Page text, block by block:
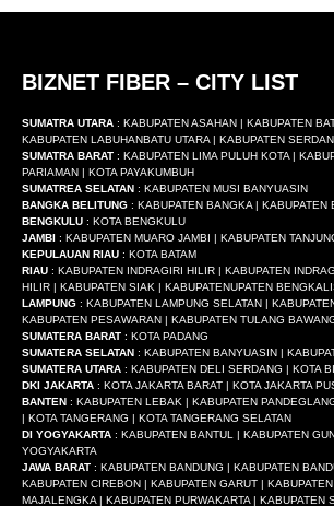
BIZNET FIBER – CITY LIST
SUMATRA UTARA : KABUPATEN ASAHAN | KABUPATEN
KABUPATEN LABUHANBATU UTARA | KABUPATEN
SUMATRA BARAT : KABUPATEN LIMA PULUH KOTA |
PARIAMAN | KOTA PAYAKUMBUH
SUMATREA SELATAN : KABUPATEN MUSI BANYUASIN
BANGKA BELITUNG : KABUPATEN BANGKA | KABUPATEN
BENGKULU : KOTA BENGKULU
JAMBI : KABUPATEN MUARO JAMBI | KABUPATEN
KEPULAUAN RIAU : KOTA BATAM
RIAU : KABUPATEN INDRAGIRI HILIR | KABUPATEN
HILIR | KABUPATEN SIAK | KABUPATENUPATEN
LAMPUNG : KABUPATEN LAMPUNG SELATAN |
KABUPATEN PESAWARAN | KABUPATEN TULANG
SUMATERA BARAT : KOTA PADANG
SUMATERA SELATAN : KABUPATEN BANYUASIN |
SUMATERA UTARA : KABUPATEN DELI SERDANG | KOTA
DKI JAKARTA : KOTA JAKARTA BARAT | KOTA JAKARTA
BANTEN : KABUPATEN LEBAK | KABUPATEN
| KOTA TANGERANG | KOTA TANGERANG SELATAN
DI YOGYAKARTA : KABUPATEN BANTUL | KABUPATEN
YOGYAKARTA
JAWA BARAT : KABUPATEN BANDUNG | KABUPATEN
KABUPATEN CIREBON | KABUPATEN GARUT |
MAJALENGKA | KABUPATEN PURWAKARTA |